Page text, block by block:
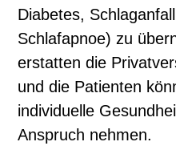
Diabetes,
Schlafapnoe) zu
erstatten die
und die Patienten
individuelle
Anspruch nehmen.